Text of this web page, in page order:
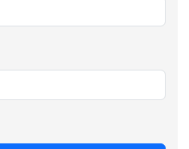
桃園市運動會國小游泳比賽
知